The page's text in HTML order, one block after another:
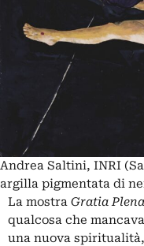
Andrea Saltini, INRI
argilla pigmentata di
La mostra Gratia Plena
qualcosa che
una nuova